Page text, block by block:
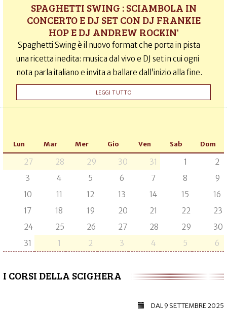
SPAGHETTI SWING : SCIAMBOLA IN
CONCERTO E DJ SET CON DJ FRANKIE
HOP E DJ ANDREW ROCKIN'
Spaghetti Swing è il nuovo format che porta in pista
una ricetta inedita: musica dal vivo e DJ set in cui ogni
nota parla italiano e invita a ballare dall’inizio alla fine.
LEGGI TUTTO
Lun Mar Mer Gio Ven Sab Dom
27 28 29 30 31 1
2
3
4 5 6 7 8
9
10
11 12 13 14 15
16
17
18 19 20 21 22
23
24
25 26 27 28 29
30
31
1 2 3 4 5 6
I CORSI DELLA SCIGHERA
DAL9 SETTEMBRE 2025